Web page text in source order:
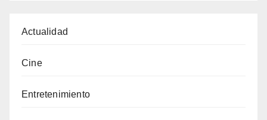
Actualidad
Cine
Entretenimiento